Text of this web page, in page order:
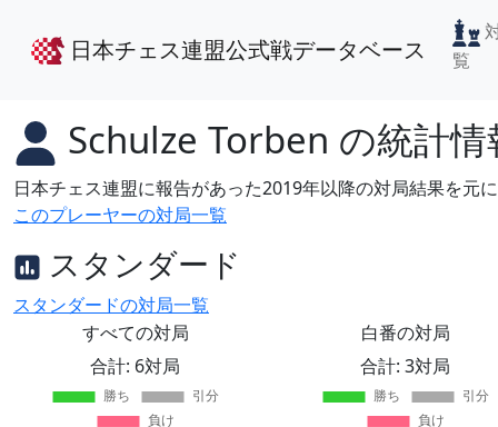
日本チェス連盟公式戦データベース
覧
Schulze Torben の統計情
日本チェス連盟に報告があった2019年以降の対局結果を元
このプレーヤーの対局一覧
スタンダード
スタンダードの対局一覧
すべての対局
合計: 6対局
白番の対局
合計: 3対局